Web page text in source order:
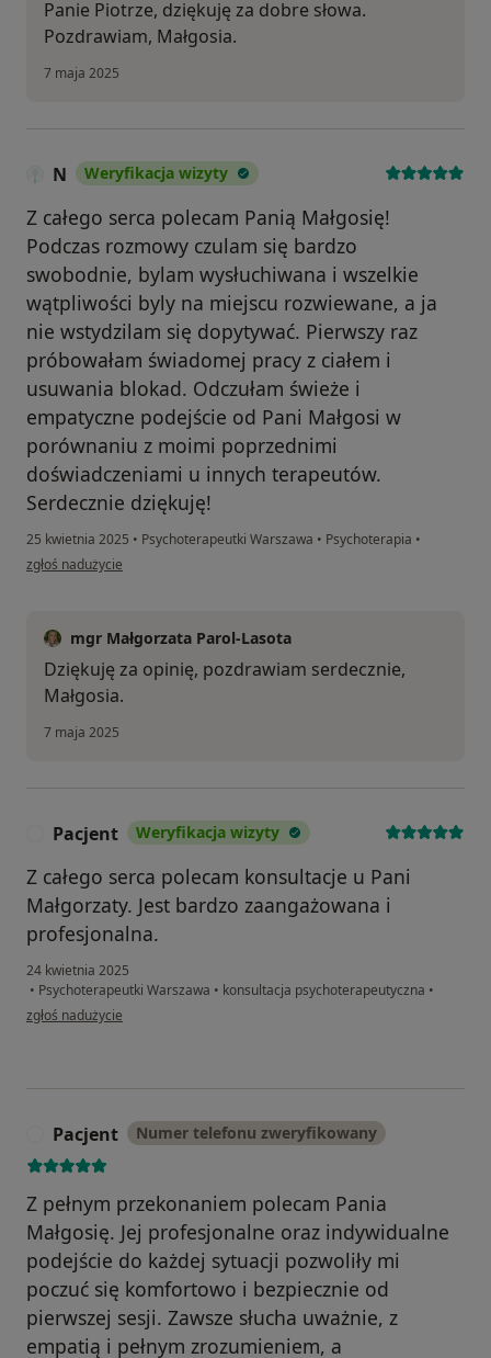
Panie Piotrze, dziękuję za dobre słowa.
Pozdrawiam, Małgosia.
7 maja 2025
N Weryfikacja wizyty
Z całego serca polecam Panią Małgosię!
Podczas rozmowy czulam się bardzo
swobodnie, bylam wysłuchiwana i wszelkie
wątpliwości byly na miejscu rozwiewane, a ja
nie wstydzilam się dopytywać. Pierwszy raz
próbowałam świadomej pracy z ciałem i
usuwania blokad. Odczułam świeże i
empatyczne podejście od Pani Małgosi w
porównaniu z moimi poprzednimi
doświadczeniami u innych terapeutów.
Serdecznie dziękuję!
25 kwietnia 2025 • Psychoterapeutki Warszawa • Psychoterapia •
w opinii użytkownika N
zgłoś nadużycie
mgr Małgorzata Parol-Lasota
Dziękuję za opinię, pozdrawiam serdecznie,
Małgosia.
7 maja 2025
Pacjent Weryfikacja wizyty
Z całego serca polecam konsultacje u Pani
Małgorzaty. Jest bardzo zaangażowana i
profesjonalna.
24 kwietnia 2025
• Psychoterapeutki Warszawa • konsultacja psychoterapeutyczna •
w opinii użytkownika Pacjent
zgłoś nadużycie
Pacjent Numer telefonu zweryfikowany
Z pełnym przekonaniem polecam Pania
Małgosię. Jej profesjonalne oraz indywidualne
podejście do każdej sytuacji pozwoliły mi
poczuć się komfortowo i bezpiecznie od
pierwszej sesji. Zawsze słucha uważnie, z
empatią i pełnym zrozumieniem, a